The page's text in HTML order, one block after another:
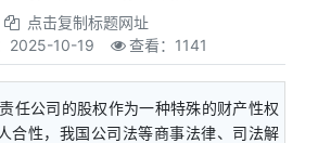
点击复制标题网址
2025-10-19 查看：1141
任公司的股权作为一种特殊的财产性权
合性，我国公司法等商事法律、司法解